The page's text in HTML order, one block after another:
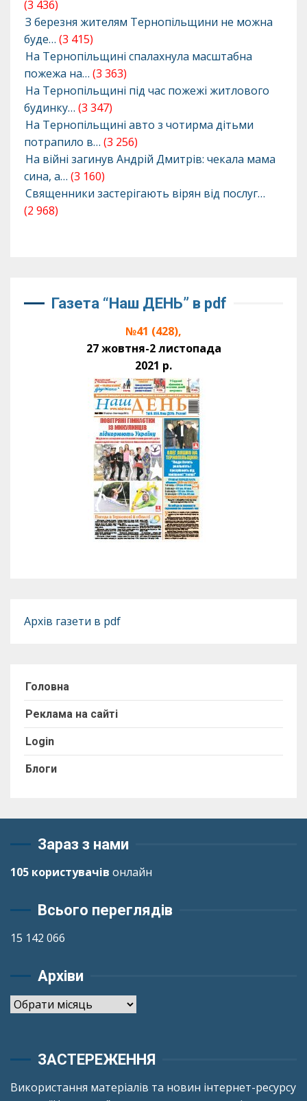
(3 436)
З березня жителям Тернопільщини не можна
буде… (3 415)
На Тернопільщині спалахнула масштабна
пожежа на… (3 363)
На Тернопільщині під час пожежі житлового
будинку… (3 347)
На Тернопільщині авто з чотирма дітьми
потрапило в… (3 256)
На війні загинув Андрій Дмитрів: чекала мама
сина, а… (3 160)
Священники застерігають вірян від послуг…
(2 968)
Газета “Наш ДЕНЬ” в pdf
№41 (428),
27 жовтня-2 листопада
2021 р.
Архів газети в pdf
Головна
Реклама на сайті
Login
Блоги
Зараз з нами
105 користувачів онлайн
Всього переглядів
15 142 066
Архіви
Архіви
ЗАСТЕРЕЖЕННЯ
Використання матеріалів та новин інтернет-ресурсу